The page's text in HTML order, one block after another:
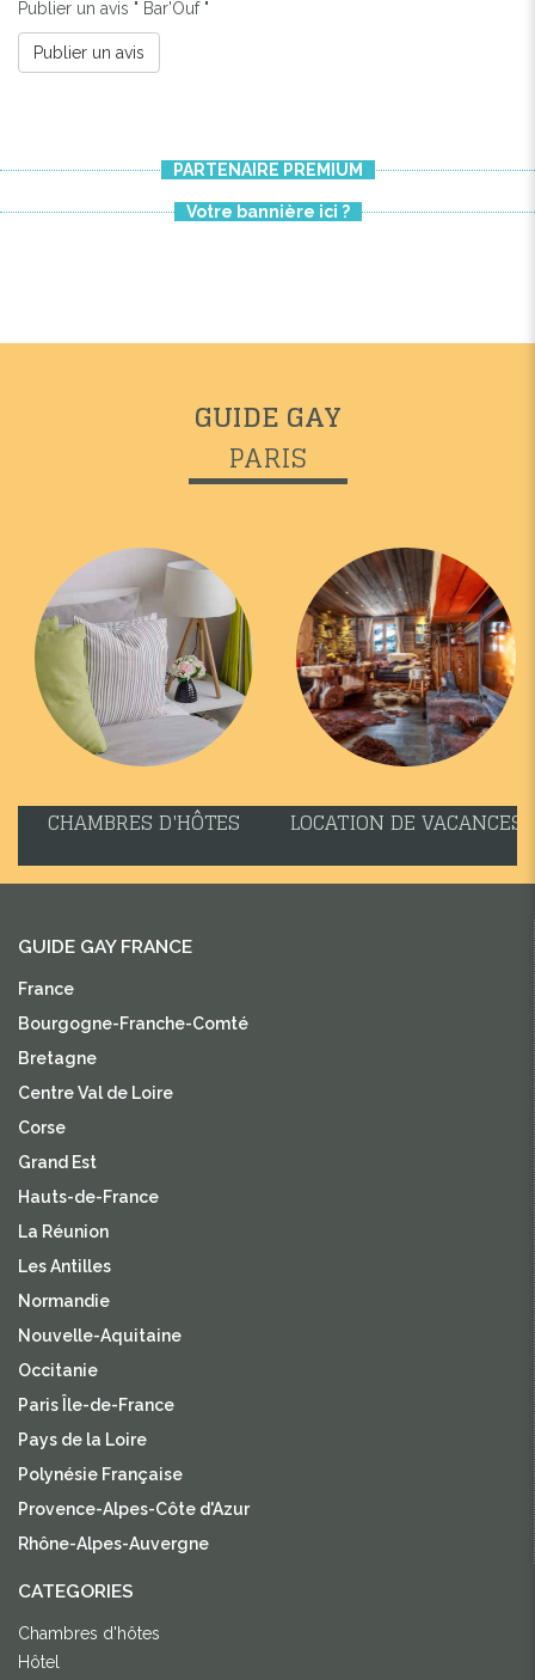
Publier un avis " Bar'Ouf "
Publier un avis
PARTENAIRE PREMIUM
Votre bannière ici ?
GUIDE GAY
PARIS
CHAMBRES D'HÔTES LOCATION DE VACANCES
GUIDE GAY FRANCE
France
Bourgogne-Franche-Comté
Bretagne
Centre Val de Loire
Corse
Grand Est
Hauts-de-France
La Réunion
Les Antilles
Normandie
Nouvelle-Aquitaine
Occitanie
Paris Île-de-France
Pays de la Loire
Polynésie Française
Provence-Alpes-Côte d'Azur
Rhône-Alpes-Auvergne
CATEGORIES
Chambres d'hôtes
Hôtel